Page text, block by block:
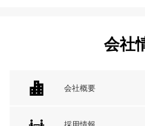
会社
会社概要
採用情報